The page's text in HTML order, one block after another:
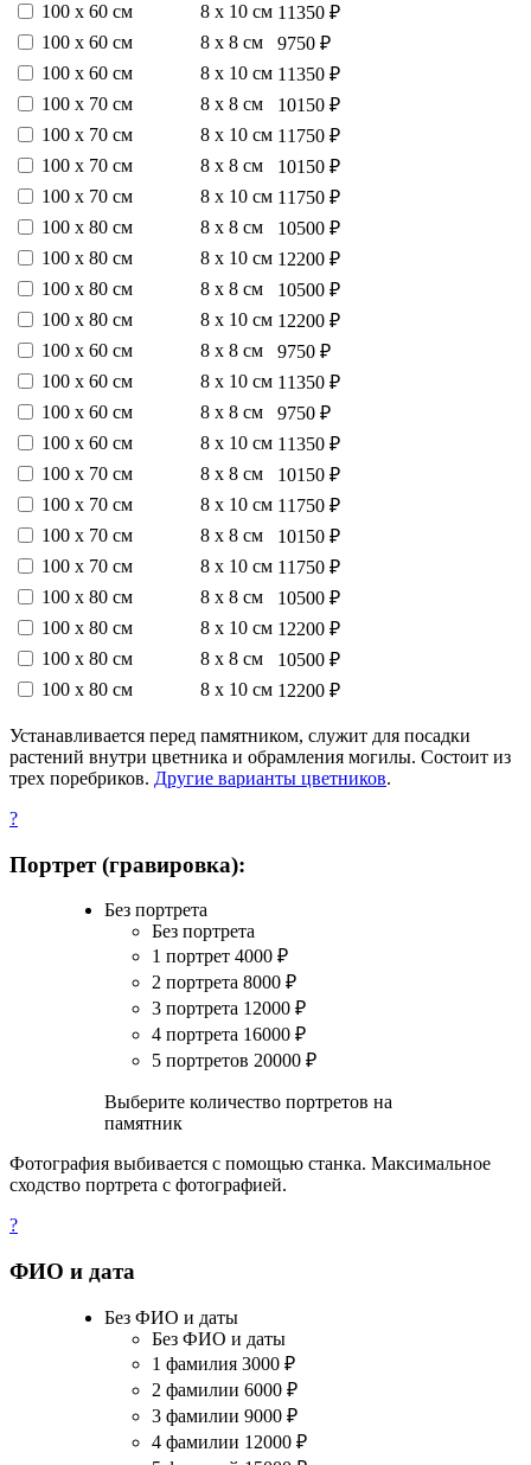
100 х 60 см
8 х 10 см 11350 ₽
100 х 60 см
8 х 8 см
9750 ₽
100 х 60 см
8 х 10 см 11350 ₽
100 х 70 см
8 х 8 см
10150 ₽
100 х 70 см
8 х 10 см 11750 ₽
100 х 70 см
8 х 8 см
10150 ₽
100 х 70 см
8 х 10 см 11750 ₽
100 х 80 см
8 х 8 см
10500 ₽
100 х 80 см
8 х 10 см 12200 ₽
100 х 80 см
8 х 8 см
10500 ₽
100 х 80 см
8 х 10 см 12200 ₽
100 х 60 см
8 х 8 см
9750 ₽
100 х 60 см
8 х 10 см 11350 ₽
100 х 60 см
8 х 8 см
9750 ₽
100 х 60 см
8 х 10 см 11350 ₽
100 х 70 см
8 х 8 см
10150 ₽
100 х 70 см
8 х 10 см 11750 ₽
100 х 70 см
8 х 8 см
10150 ₽
100 х 70 см
8 х 10 см 11750 ₽
100 х 80 см
8 х 8 см
10500 ₽
100 х 80 см
8 х 10 см 12200 ₽
100 х 80 см
8 х 8 см
10500 ₽
100 х 80 см
8 х 10 см 12200 ₽
Устанавливается перед памятником, служит для посадки
растений внутри цветника и обрамления могилы. Состоит из
трех поребриков. Другие варианты цветников.
?
Портрет (гравировка):
Без портрета
Без портрета
1 портрет 4000 ₽
2 портрета 8000 ₽
3 портрета 12000 ₽
4 портрета 16000 ₽
5 портретов 20000 ₽
Выберите количество портретов на
памятник
Фотография выбивается с помощью станка. Максимальное
сходство портрета с фотографией.
?
ФИО и дата
Без ФИО и даты
Без ФИО и даты
1 фамилия 3000 ₽
2 фамилии 6000 ₽
3 фамилии 9000 ₽
4 фамилии 12000 ₽